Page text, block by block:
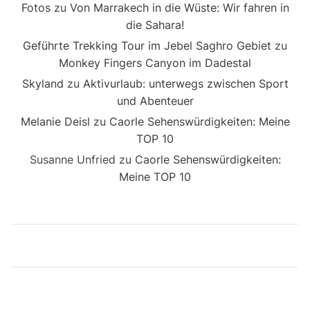
Fotoszu Von Marrakech in die Wüste: Wir fahren in
die Sahara!
Geführte Trekking Tour im Jebel Saghro Gebiet zu
Monkey Fingers Canyon im Dadestal
Skyland zu Aktivurlaub: unterwegs zwischen Sport
und Abenteuer
Melanie Deisl zu Caorle Sehenswürdigkeiten: Meine
TOP 10
Susanne Unfried zu Caorle Sehenswürdigkeiten:
Meine TOP 10